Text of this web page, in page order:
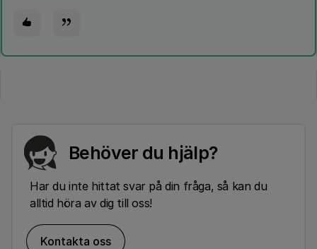
Behöver du hjälp?
Har du inte hittat svar på din fråga, så kan du
alltid höra av dig till oss!
Kontakta oss